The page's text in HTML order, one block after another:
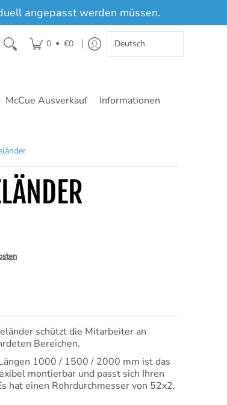
angepasst werden müssen.
0 • €0
McCue Ausverkauf Informationen
schützt die Mitarbeiter an
Bereichen.
1000 / 1500 / 2000 mm ist das
montierbar und passt sich Ihren
hat einen Rohrdurchmesser von 52x2.